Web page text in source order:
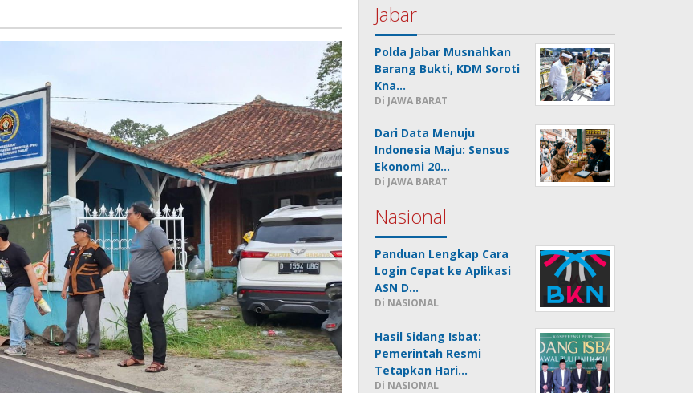
Jabar
Polda Jabar Musnahkan
Barang Bukti, KDM Soroti
Kna…
Di JAWA BARAT
Dari Data Menuju
Indonesia Maju: Sensus
Ekonomi 20…
Di JAWA BARAT
Nasional
Panduan Lengkap Cara
Login Cepat ke Aplikasi
ASN D…
Di NASIONAL
Hasil Sidang Isbat:
Pemerintah Resmi
Tetapkan Hari…
Di NASIONAL